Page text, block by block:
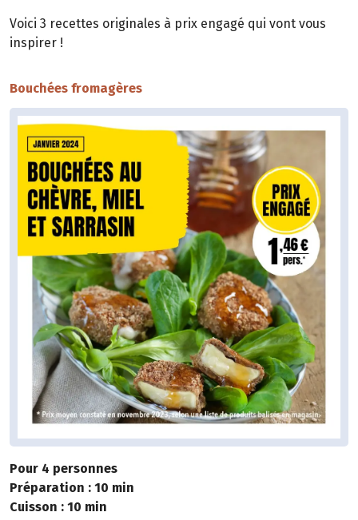
Voici 3 recettes originales à prix engagé qui vont vous
inspirer !
Bouchées fromagères
Pour 4 personnes
Préparation : 10 min
Cuisson : 10 min